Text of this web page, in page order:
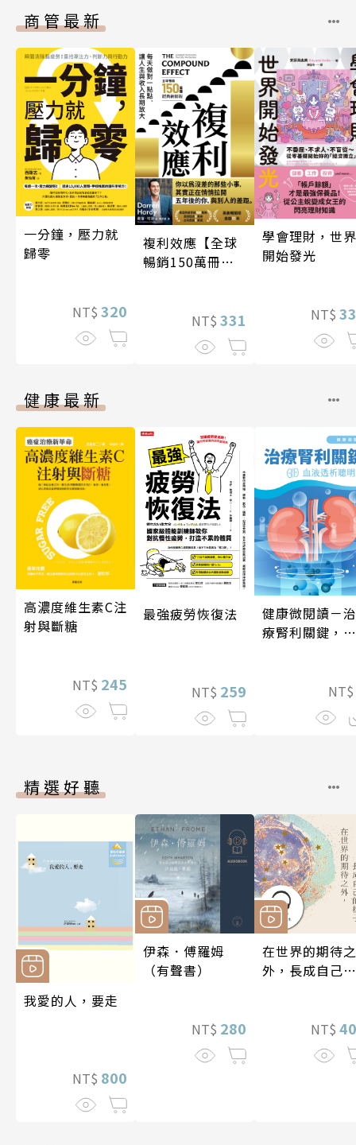
商管最新
一分鐘，壓力就
歸零
NT$ 320
複利效應【全球
暢銷150萬冊・
NT$ 331
學會理財，世界
開始發光
NT$
健康最新
高濃度維生素C注
射與斷糖
NT$ 245
最強疲勞恢復法
NT$ 259
健康微閱讀－治
療腎利關鍵，血
NT$
精選好聽
我愛的人，要走
NT$ 800
伊森．傅羅姆
（有聲書）
NT$ 280
在世界的期待之
外，長成自己的
NT$